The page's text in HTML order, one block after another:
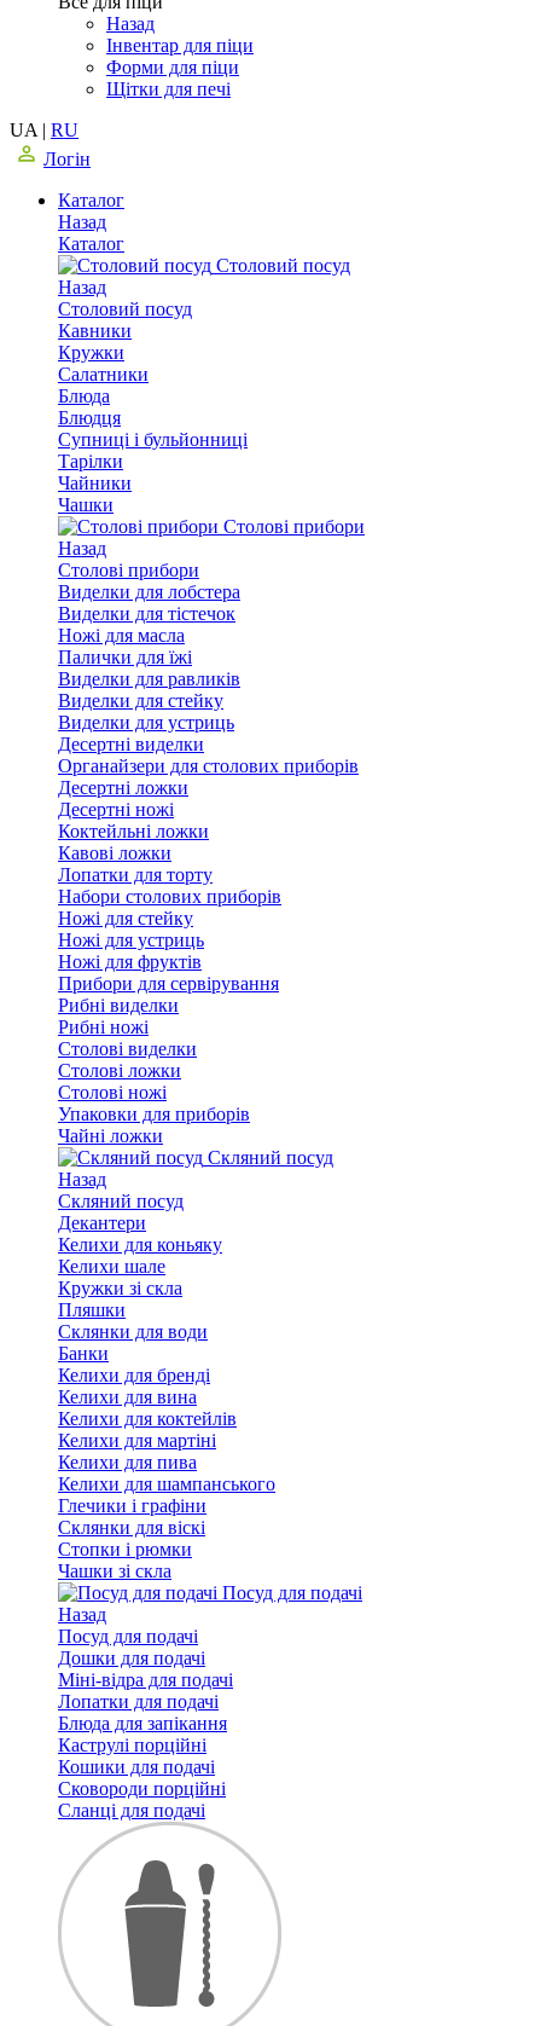
Назад
Інвентар для піци
Форми для піци
Щітки для печі
UA | RU
Логін
Каталог
Назад
Каталог
Столовий посуд
Назад
Столовий посуд
Кавники
Кружки
Салатники
Блюда
Блюдця
Супниці і бульйонниці
Тарілки
Чайники
Чашки
Столові прибори
Назад
Столові прибори
Виделки для лобстера
Виделки для тістечок
Ножі для масла
Палички для їжі
Виделки для равликів
Виделки для стейку
Виделки для устриць
Десертні виделки
Органайзери для столових приборів
Десертні ложки
Десертні ножі
Коктейльні ложки
Кавові ложки
Лопатки для торту
Набори столових приборів
Ножі для стейку
Ножі для устриць
Ножі для фруктів
Прибори для сервірування
Рибні виделки
Рибні ножі
Столові виделки
Столові ложки
Столові ножі
Упаковки для приборів
Чайні ложки
Скляний посуд
Назад
Скляний посуд
Декантери
Келихи для коньяку
Келихи шале
Кружки зі скла
Пляшки
Склянки для води
Банки
Келихи для бренді
Келихи для вина
Келихи для коктейлів
Келихи для мартіні
Келихи для пива
Келихи для шампанського
Глечики і графіни
Склянки для віскі
Стопки і рюмки
Чашки зі скла
Посуд для подачі
Назад
Посуд для подачі
Дошки для подачі
Міні-відра для подачі
Лопатки для подачі
Блюда для запікання
Каструлі порційні
Кошики для подачі
Сковороди порційні
Сланці для подачі